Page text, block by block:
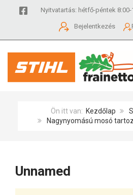
Nyitvatartás: hétfő-péntek
Bejelentkezés
Ön itt van: Kezdőlap
Nagynyomású mosó
Unnamed